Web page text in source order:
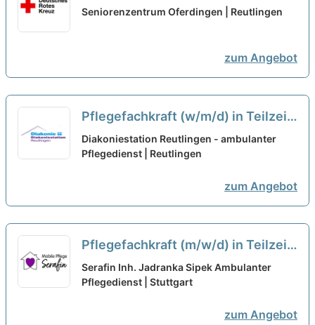
(50-80%) - Deine neue berufliche
Seniorenzentrum Oferdingen | Reutlingen
zum Angebot
Pflegefachkraft (w/m/d) in Teilzeit
30% bis 60% - Steigen Sie mit ins
Team! neu
Diakoniestation Reutlingen - ambulanter
Pflegedienst | Reutlingen
zum Angebot
Pflegefachkraft (m/w/d) in Teilzeit
( bis 80%) – Ihr neuer Arbeitsplatz
in einem eingespielten Team!
Serafin Inh. Jadranka Sipek Ambulanter
Pflegedienst | Stuttgart
zum Angebot